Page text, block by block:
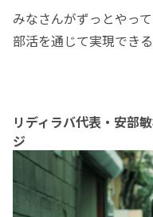
みなさんがずっとやっ
部活を通じて実現でき
リディラバ代表・安部
ジ